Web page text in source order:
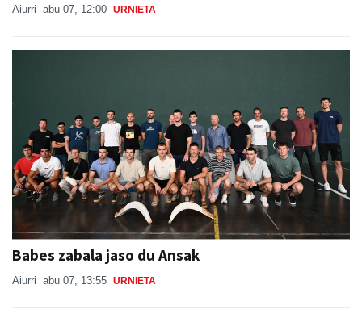
Aiurri abu 07, 12:00 URNIETA
Babes zabala jaso du Ansak
Aiurri abu 07, 13:55 URNIETA